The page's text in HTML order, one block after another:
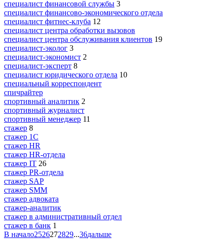
специалист финансовой службы 3
специалист финансово-экономического отдела
специалист фитнес-клуба 12
специалист центра обработки вызовов
специалист центра обслуживания клиентов 19
специалист-эколог 3
специалист-экономист 2
специалист-эксперт 8
специалист юридического отдела 10
специальный корреспондент
спичрайтер
спортивный аналитик 2
спортивный журналист
спортивный менеджер 11
стажер 8
стажер 1С
стажер HR
стажер HR-отдела
стажер IT 26
стажер PR-отдела
стажер SAP
стажер SMM
стажер адвоката
стажер-аналитик
стажер в административный отдел
стажер в банк 1
В начало2526272829...36дальше